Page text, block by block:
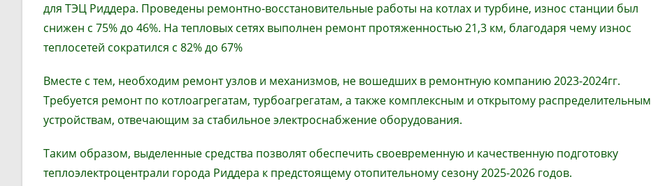
для ТЭЦ Риддера. Проведены ремонтно-восстановительные работы на котлах и турбине, износ станции был
снижен с 75% до 46%. На тепловых сетях выполнен ремонт протяженностью 21,3 км, благодаря чему износ
теплосетей сократился с 82% до 67%
Вместе с тем, необходим ремонт узлов и механизмов, не вошедших в ремонтную компанию 2023-2024гг.
Требуется ремонт по котлоагрегатам, турбоагрегатам, а также комплексным и открытому распределительным
устройствам, отвечающим за стабильное электроснабжение оборудования.
Таким образом, выделенные средства позволят обеспечить своевременную и качественную подготовку
теплоэлектроцентрали города Риддера к предстоящему отопительному сезону 2025-2026 годов.